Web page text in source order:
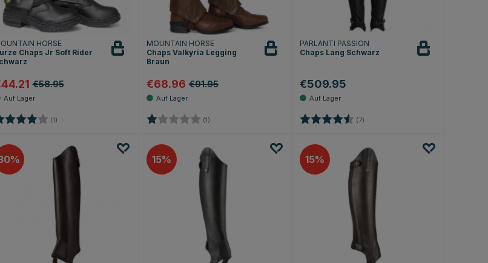
HORSE
Chaps Jr Soft Rider
€58.95
(1)
MOUNTAIN HORSE
Chaps Valkyria Legging
Braun
€68.96 €91.95
Bewertung: (1)
PARLANTI PASSION
Chaps Lang Schwarz
€509.95
Bewertung: (7)
15 15